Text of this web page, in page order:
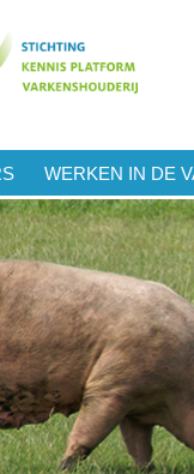
WERKEN IN DE